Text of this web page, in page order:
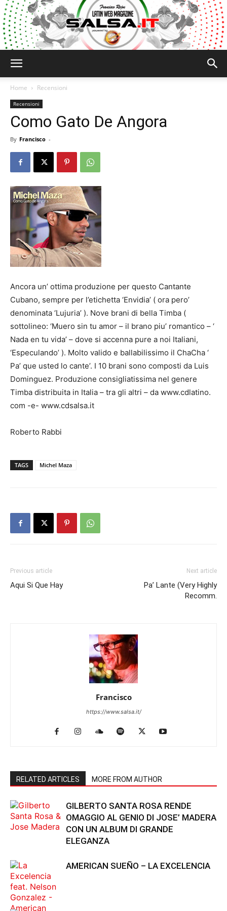
Home Recensioni
Recensioni
Como Gato De Angora
By Francisco -
Ancora un’ ottima produzione per questo Cantante
Cubano, sempre per l’etichetta ‘Envidia’ ( ora pero’
denominata ‘Lujuria’ ). Nove brani di bella Timba (
sottolineo: ‘Muero sin tu amor – il brano piu’ romantico – ‘
Nada en tu vida’ – dove si accenna pure a noi Italiani,
‘Especulando’ ). Molto valido e ballabilissimo il ChaCha ‘
Pa’ que usted lo cante’. I 10 brani sono composti da Luis
Dominguez. Produzione consigliatissima nel genere
Timba distribuita in Italia – tra gli altri – da www.cdlatino.
com -e- www.cdsalsa.it
Roberto Rabbi
TAGS Michel Maza
Previous article
Aqui Si Que Hay
Next article
Pa’ Lante (Very Highly
Recomm.
Francisco
https://www.salsa.it/
RELATED ARTICLES MORE FROM AUTHOR
GILBERTO SANTA ROSA RENDE
OMAGGIO AL GENIO DI JOSE’ MADERA
CON UN ALBUM DI GRANDE
ELEGANZA
AMERICAN SUEÑO – LA EXCELENCIA